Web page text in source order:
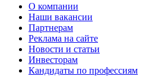
О компании
Наши вакансии
Партнерам
Реклама на сайте
Новости и статьи
Инвесторам
Кандидаты по профессиям